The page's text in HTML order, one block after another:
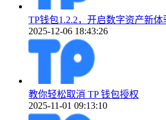
TP钱包1.2.2，开启数字资产新体
2025-12-06 18:43:26
教你轻松取消 TP 钱包授权
2025-11-01 09:13:10